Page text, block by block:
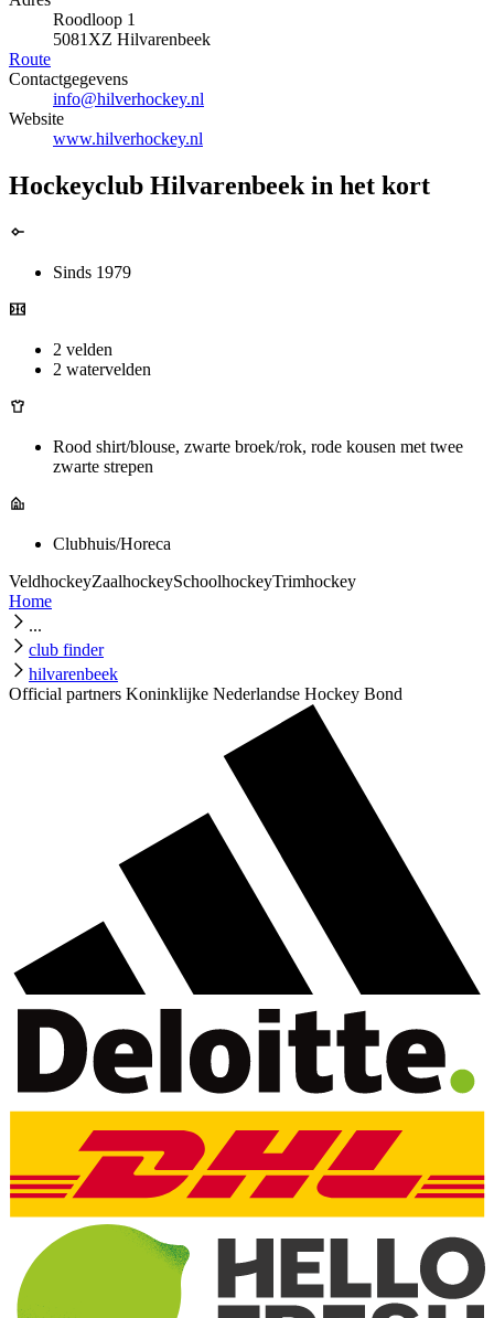
Roodloop 1
5081XZ Hilvarenbeek
Route
Contactgegevens
info@hilverhockey.nl
Website
www.hilverhockey.nl
Hockeyclub Hilvarenbeek in het kort
Sinds 1979
2 velden
2 watervelden
Rood shirt/blouse, zwarte broek/rok, rode kousen met twee
zwarte strepen
Clubhuis/Horeca
VeldhockeyZaalhockeySchoolhockeyTrimhockey
Home
...
club finder
hilvarenbeek
Official partners Koninklijke Nederlandse Hockey Bond